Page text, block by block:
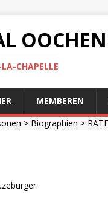
CHAPELLE
MEMBEREN
> Biographien >